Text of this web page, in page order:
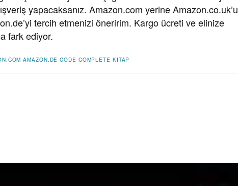
yapacaksanız. Amazon.com yerine Amazon.co.uk’u
tercih etmenizi öneririm. Kargo ücreti ve elinize
fark ediyor.
AMAZON.DE CODE COMPLETE KITAP